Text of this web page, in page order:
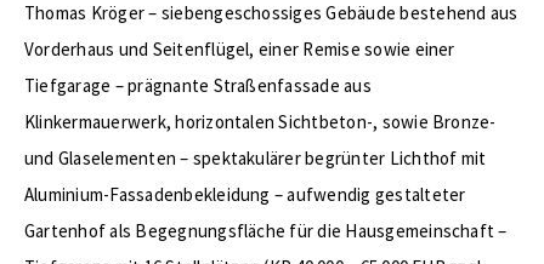
Thomas Kröger – siebengeschossiges Gebäude bestehend aus
Vorderhaus und Seitenflügel, einer Remise sowie einer
Tiefgarage – prägnante Straßenfassade aus
Klinkermauerwerk, horizontalen Sichtbeton-, sowie Bronze-
und Glaselementen – spektakulärer begrünter Lichthof mit
Aluminium-Fassadenbekleidung – aufwendig gestalteter
Gartenhof als Begegnungsfläche für die Hausgemeinschaft –